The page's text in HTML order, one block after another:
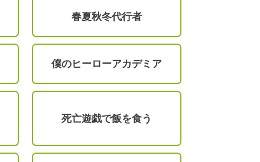
春夏秋冬代行者
僕のヒーローアカデミア
死亡遊戯で飯を食う